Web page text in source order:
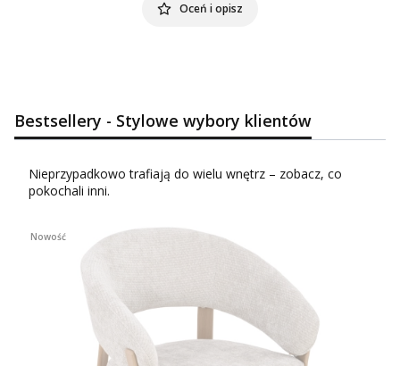
Oceń i opisz
Bestsellery - Stylowe wybory klientów
Nieprzypadkowo trafiają do wielu wnętrz – zobacz, co
pokochali inni.
Nowość